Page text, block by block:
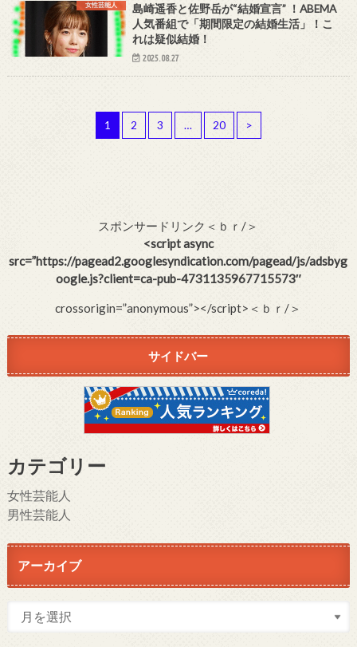
女性芸能人
島崎遥香と佐野岳が“結婚宣言” ！ABEMA
人気番組で「期間限定の結婚生活」！こ
れは疑似結婚！
2025.08.27
1 2 3 … 20 >
スポンサードリンク＜ｂｒ/＞
<script async
src=”https://pagead2.googlesyndication.com/pagead/js/adsbyg
oogle.js?client=ca-pub-4731135967715573″
crossorigin=”anonymous”></script>＜ｂｒ/＞
サイドバー
カテゴリー
女性芸能人
男性芸能人
アーカイブ